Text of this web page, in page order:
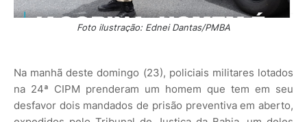
Foto ilustração: Ednei Dantas/PMBA
Na manhã deste domingo (23), policiais militares lotados
na 24ª CIPM prenderam um homem que tem em seu
desfavor dois mandados de prisão preventiva em aberto,